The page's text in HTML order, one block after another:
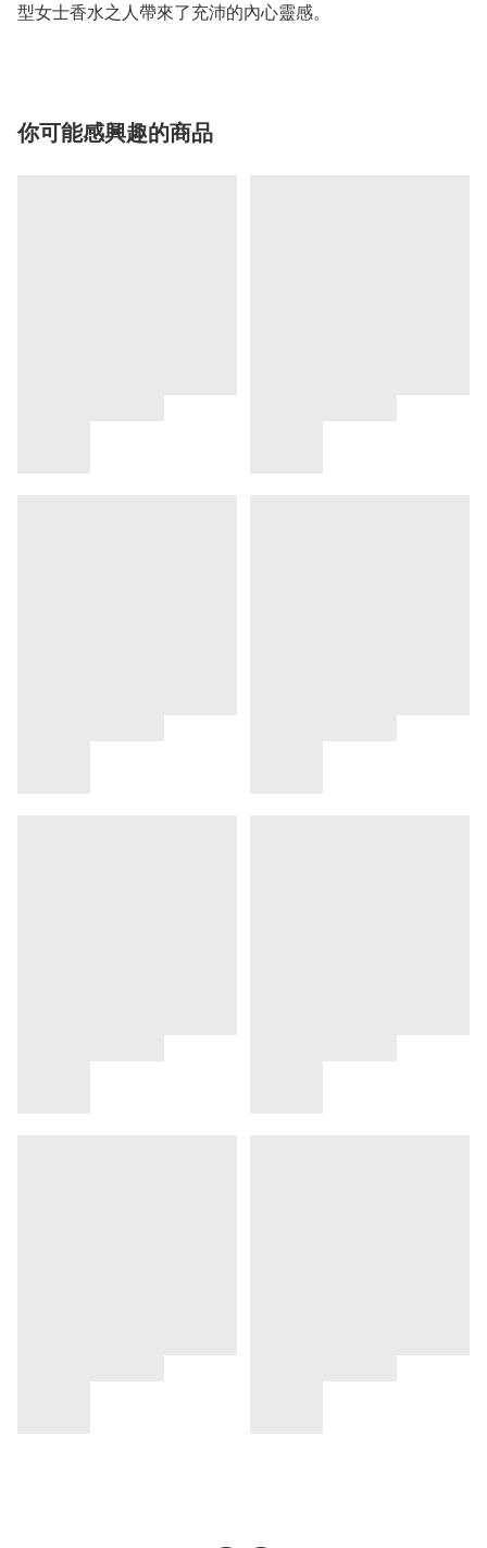
型女士香水之人帶來了充沛的內心靈感。
你可能感興趣的商品